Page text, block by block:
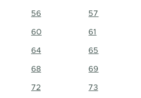
56 57
60 61
64 65
68 69
72 73